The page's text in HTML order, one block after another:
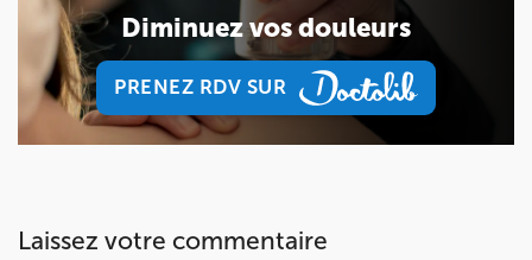
Diminuez vos douleurs
PRENEZ RDV SUR
PRENEZ RDV SUR
Laissez votre commentaire
8 Rue de Paris 92190 Meudon
01 40 95 01 09
Prenez RDV sur
Prenez RDV sur